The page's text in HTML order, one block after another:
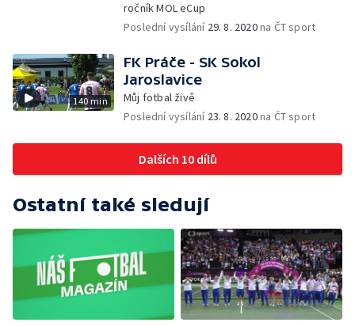
ročník MOL eCup
Poslední vysílání 29. 8. 2020na ČT sport
140 min
FK Práče - SK Sokol
Jaroslavice
Můj fotbal živě
Poslední vysílání 23. 8. 2020na ČT sport
Dalších 10 dílů
Ostatní také sledují